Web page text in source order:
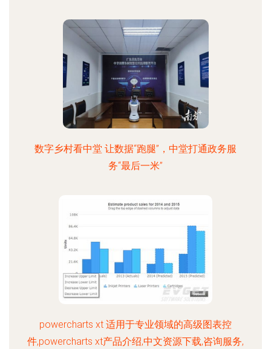
数字乡村看中堂 让数据“跑腿”，中堂打通政务服
务“最后一米”
powercharts xt 适用于专业领域的高级图表控
件,powercharts xt产品介绍,中文资源下载,咨询服务,